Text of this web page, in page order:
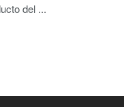
del ...